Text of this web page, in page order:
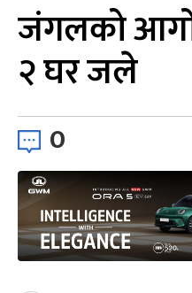
जंगलको आगो
२ घर जले
0